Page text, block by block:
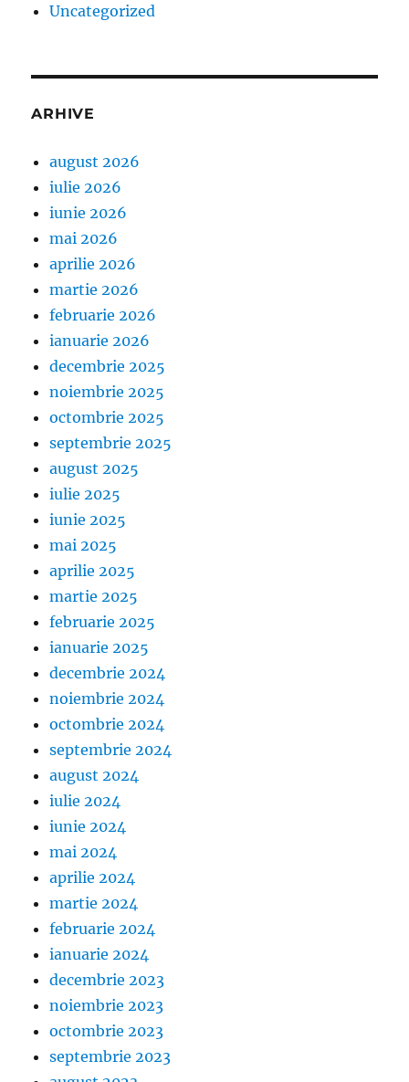
Uncategorized
ARHIVE
august 2026
iulie 2026
iunie 2026
mai 2026
aprilie 2026
martie 2026
februarie 2026
ianuarie 2026
decembrie 2025
noiembrie 2025
octombrie 2025
septembrie 2025
august 2025
iulie 2025
iunie 2025
mai 2025
aprilie 2025
martie 2025
februarie 2025
ianuarie 2025
decembrie 2024
noiembrie 2024
octombrie 2024
septembrie 2024
august 2024
iulie 2024
iunie 2024
mai 2024
aprilie 2024
martie 2024
februarie 2024
ianuarie 2024
decembrie 2023
noiembrie 2023
octombrie 2023
septembrie 2023